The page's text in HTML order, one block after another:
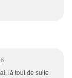
là tout de suite